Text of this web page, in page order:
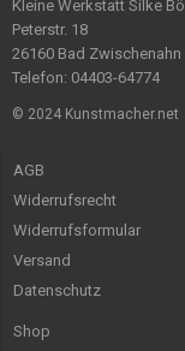
Kleine Werkstatt Silke
Peterstr. 18
26160 Bad Zwischenahn
Telefon: 04403-64774
© 2024 Kunstmacher.net
AGB
Widerrufsrecht
Widerrufsformular
Versand
Datenschutz
Shop